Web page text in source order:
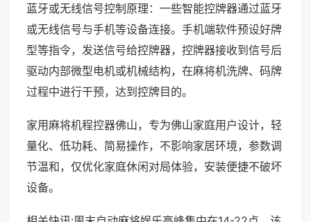
蓝牙或无线信号控制原理：一些智能控牌器通过蓝牙
或无线信号与手机等设备连接。手机端软件预设好牌
型等指令，发送信号给控牌器，控牌器接收到信号后
驱动内部微型电机或机械结构，在麻将机洗牌、码牌
过程中进行干预，达到控牌目的。
家用麻将机程控器佛山，专为佛山家庭用户设计，轻
量化、低功耗、简易操作，不影响家居环境，参数调
节温和，仅优化家庭休闲对局体验，安装便捷不破坏
设备。